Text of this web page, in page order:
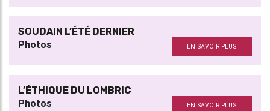
SOUDAIN L’ÉTÉ DERNIER
Photos EN SAVOIR PLUS
L’ÉTHIQUE DU LOMBRIC
Photos EN SAVOIR PLUS